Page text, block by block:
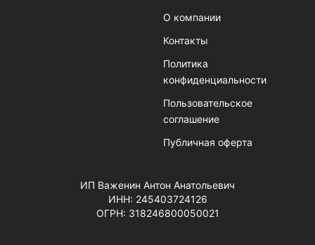
О компании
Контакты
Политика
конфиденциальности
Пользовательское
соглашение
Публичная оферта
ИП Важенин Антон Анатольевич
ИНН: 245403724126
ОГРН: 318246800050021